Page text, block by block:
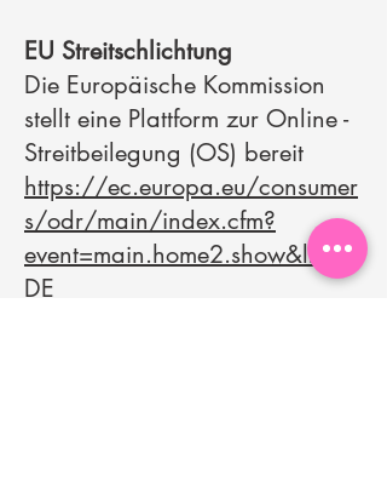
EU Streitschlichtung
Die Europäische Kommission
stellt eine Plattform zur Online -
Streitbeilegung (OS) bereit
https://ec.europa.eu/consumer
s/odr/main/index.cfm?
event=main.home2.show&lng=
DE